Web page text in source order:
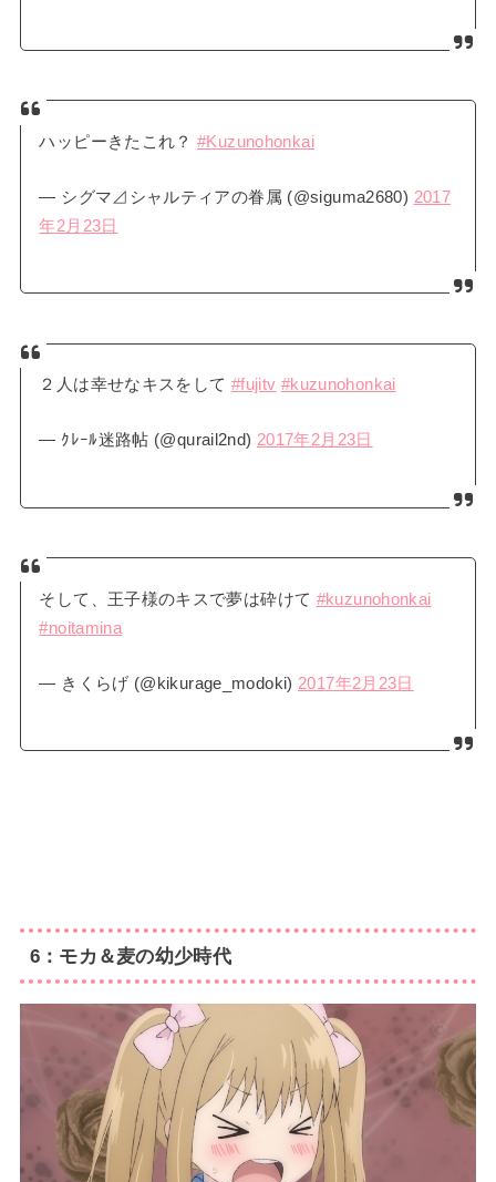
ハッピーきたこれ？#Kuzunohonkai
— シグマ⊿シャルティアの眷属 (@siguma2680) 2017
年2月23日
２人は幸せなキスをして #fujitv #kuzunohonkai
— ｸﾚｰﾙ迷路帖 (@qurail2nd) 2017年2月23日
そして、王子様のキスで夢は砕けて #kuzunohonkai
#noitamina
— きくらげ (@kikurage_modoki) 2017年2月23日
6：モカ＆麦の幼少時代